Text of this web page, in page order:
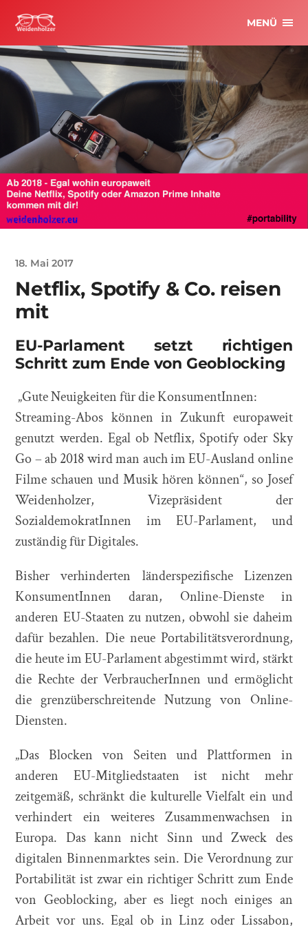
MENÜ
18. Mai 2017
Netflix, Spotify & Co. reisen
mit
EU-Parlament setzt richtigen
Schritt zum Ende von Geoblocking
„Gute Neuigkeiten für die KonsumentInnen:
Streaming-Abos können in Zukunft europaweit
genutzt werden. Egal ob Netflix, Spotify oder Sky
Go – ab 2018 wird man auch im EU-Ausland online
Filme schauen und Musik hören können“, so Josef
Weidenholzer, Vizepräsident der
SozialdemokratInnen im EU-Parlament, und
zuständig für Digitales.
Bisher verhinderten länderspezifische Lizenzen
KonsumentInnen daran, Online-Dienste in
anderen EU-Staaten zu nutzen, obwohl sie daheim
dafür bezahlen. Die neue Portabilitätsverordnung,
die heute im EU-Parlament abgestimmt wird, stärkt
die Rechte der VerbraucherInnen und ermöglicht
die grenzüberschreitende Nutzung von Online-
Diensten.
„Das Blocken von Seiten und Plattformen in
anderen EU-Mitgliedstaaten ist nicht mehr
zeitgemäß, schränkt die kulturelle Vielfalt ein und
verhindert ein weiteres Zusammenwachsen in
Europa. Das kann nicht Sinn und Zweck des
digitalen Binnenmarktes sein. Die Verordnung zur
Portabilität ist zwar ein richtiger Schritt zum Ende
von Geoblocking, aber es liegt noch einiges an
Arbeit vor uns. Egal ob in Linz oder Lissabon,